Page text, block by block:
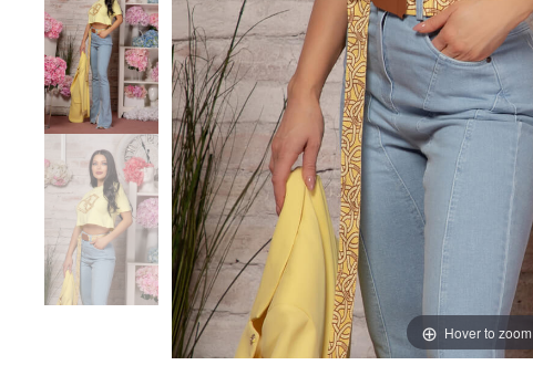
Hover to zoom